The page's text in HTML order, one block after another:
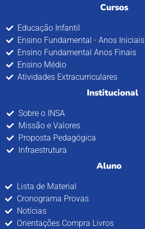
Cursos
Educação Infantil
Ensino Fundamental - Anos Iniciais
Ensino Fundamental Anos Finais
Ensino Médio
Atividades Extracurriculares
Institucional
Sobre o INSA
Missão e Valores
Proposta Pedagógica
Infraestrutura
Aluno
Lista de Material
Cronograma Provas
Notícias
Orientações Compra Livros